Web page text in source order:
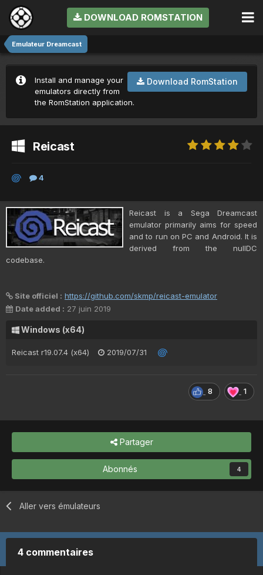
DOWNLOAD ROMSTATION
Emulateur Dreamcast
Download RomStation
Install and manage your
emulators directly from
the RomStation application.
Reicast
4
Reicast is a Sega Dreamcast
emulator primarily aims for speed
and to run on PC and Android. It is
derived from the nullDC
codebase.
Site officiel : https://github.com/skmp/reicast-emulator
Date added : 27 juin 2019
Windows (x64)
Reicast r19.07.4 (x64) 2019/07/31
8 1
Partager
Abonnés 4
Aller vers émulateurs
4 commentaires